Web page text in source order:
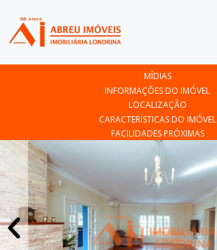
COMPRAR
LANÇAMENTOS
ANUNCIE
SEU
IMÓVEL
CONTATO
MÍDIAS
INFORMAÇÕES DO IMÓVEL
LOCALIZAÇÃO
CARACTERÍSTICAS DO IMÓVEL
FACILIDADES PRÓXIMAS